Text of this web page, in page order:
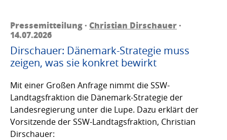
Pressemitteilung · Christian Dirschauer·
14.07.2026
Dirschauer: Dänemark-Strategie muss
zeigen, was sie konkret bewirkt
Mit einer Großen Anfrage nimmt die SSW-
Landtagsfraktion die Dänemark-Strategie der
Landesregierung unter die Lupe. Dazu erklärt der
Vorsitzende der SSW-Landtagsfraktion, Christian
Dirschauer: